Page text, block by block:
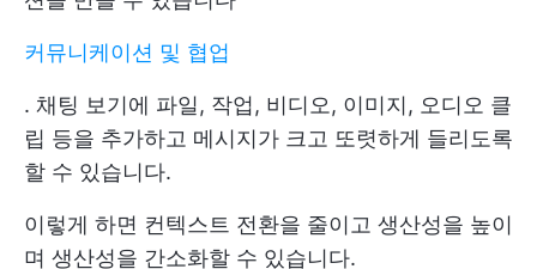
커뮤니케이션 및 협업
. 채팅 보기에 파일, 작업, 비디오, 이미지, 오디오 클
립 등을 추가하고 메시지가 크고 또렷하게 들리도록
할 수 있습니다.
이렇게 하면 컨텍스트 전환을 줄이고 생산성을 높이
며 생산성을 간소화할 수 있습니다.